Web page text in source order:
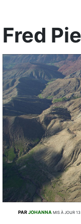
Fred
PARJOHANNA MIS À JOUR